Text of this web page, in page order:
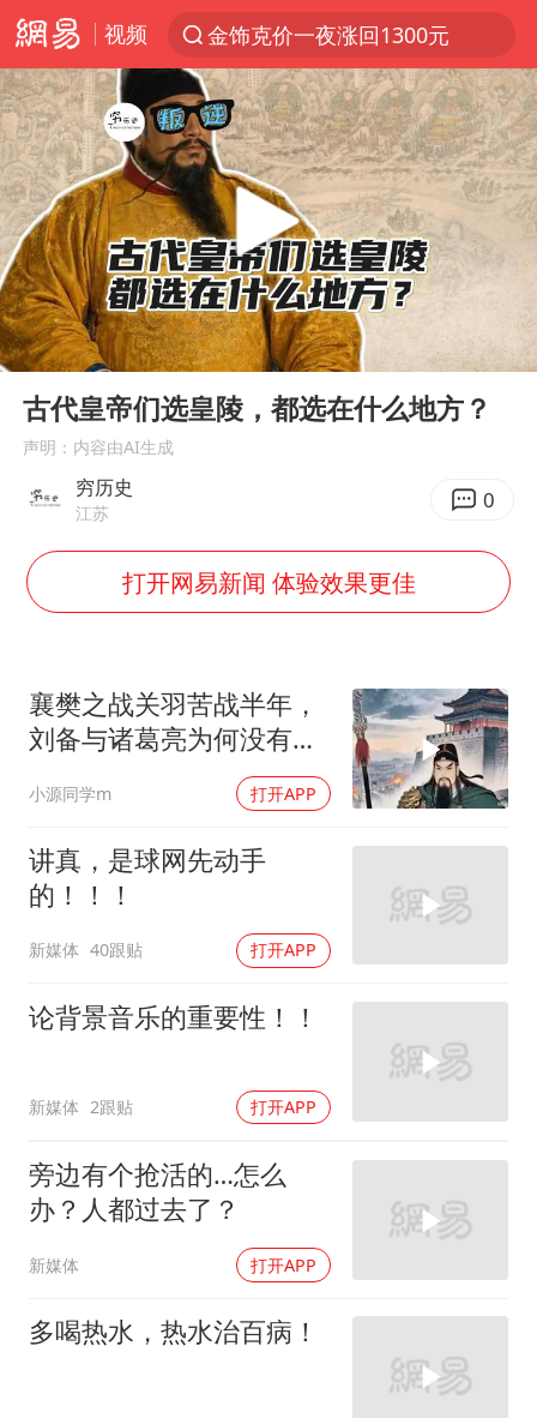
视频
金饰克价一夜涨回1300元
解锁各地夏日限定体验
知名编剧汪海林被实名举报偷税漏税
浙江温州发布台风橙色预警信号
台风白海豚闭眼意味着什么
男童模仿奥特曼从高处跳下致骨折
名创优品一次性内裤 颜面尽失
“六爷”挂一颗出场
梁家辉：到内地拍戏不是北上是回归
牛津大学一纸声明甩不了锅
浙江台州《告全体市民书》
女主硬加吻戏短剧已下架
《给阿嬷的情书》售后来了
Play
00:00 14:02
古代皇帝们选皇陵，都选在什么地方？
声明：内容由AI生成
穷历史
江苏 0
打开网易新闻 体验效果更佳
襄樊之战关羽苦战半年，
刘备与诸葛亮为何没有派
小源同学m 打开APP
讲真，是球网先动手
的！！！
新媒体 40跟贴 打开APP
论背景音乐的重要性！！
新媒体 2跟贴 打开APP
旁边有个抢活的…怎么
办？人都过去了？
新媒体 打开APP
多喝热水，热水治百病！